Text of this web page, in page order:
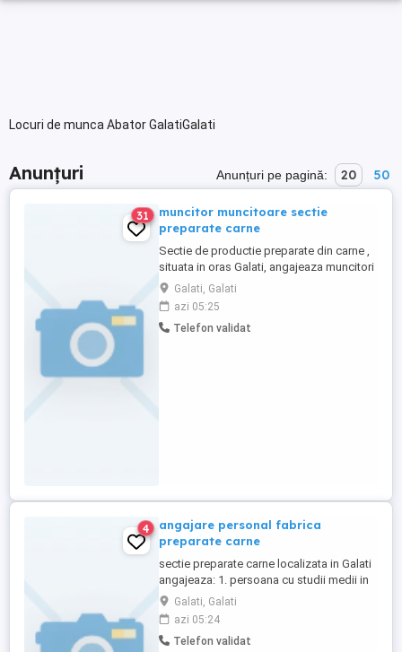
Locuri de munca Abator GalatiGalati
Anunțuri Anunțuri pe pagină: 20 50
31
muncitor muncitoare sectie
preparate carne
Sectie de productie preparate din carne ,
situata in oras Galati, angajeaza muncitori
necalificati : -femei pentru curatenie in
sectia de productie si spalat navete
program fix tura 1 6.30-15 si tura 2 12.30-
21 cei interesati vor trimite cv cu date
Galati, Galati
azi 05:25
Telefon validat
4
angajare personal fabrica
preparate carne
sectie preparate carne localizata in Galati
angajeaza: 1. persoana cu studii medii in
vederea intocmirii rapoartelor de gestiune
si productie. experienta in gestionarea
stocurilor sau contabilitate primara. varsta
cuprinsa intre 35-45 ani. 2. persoana cu
Galati, Galati
azi 05:24
Telefon validat